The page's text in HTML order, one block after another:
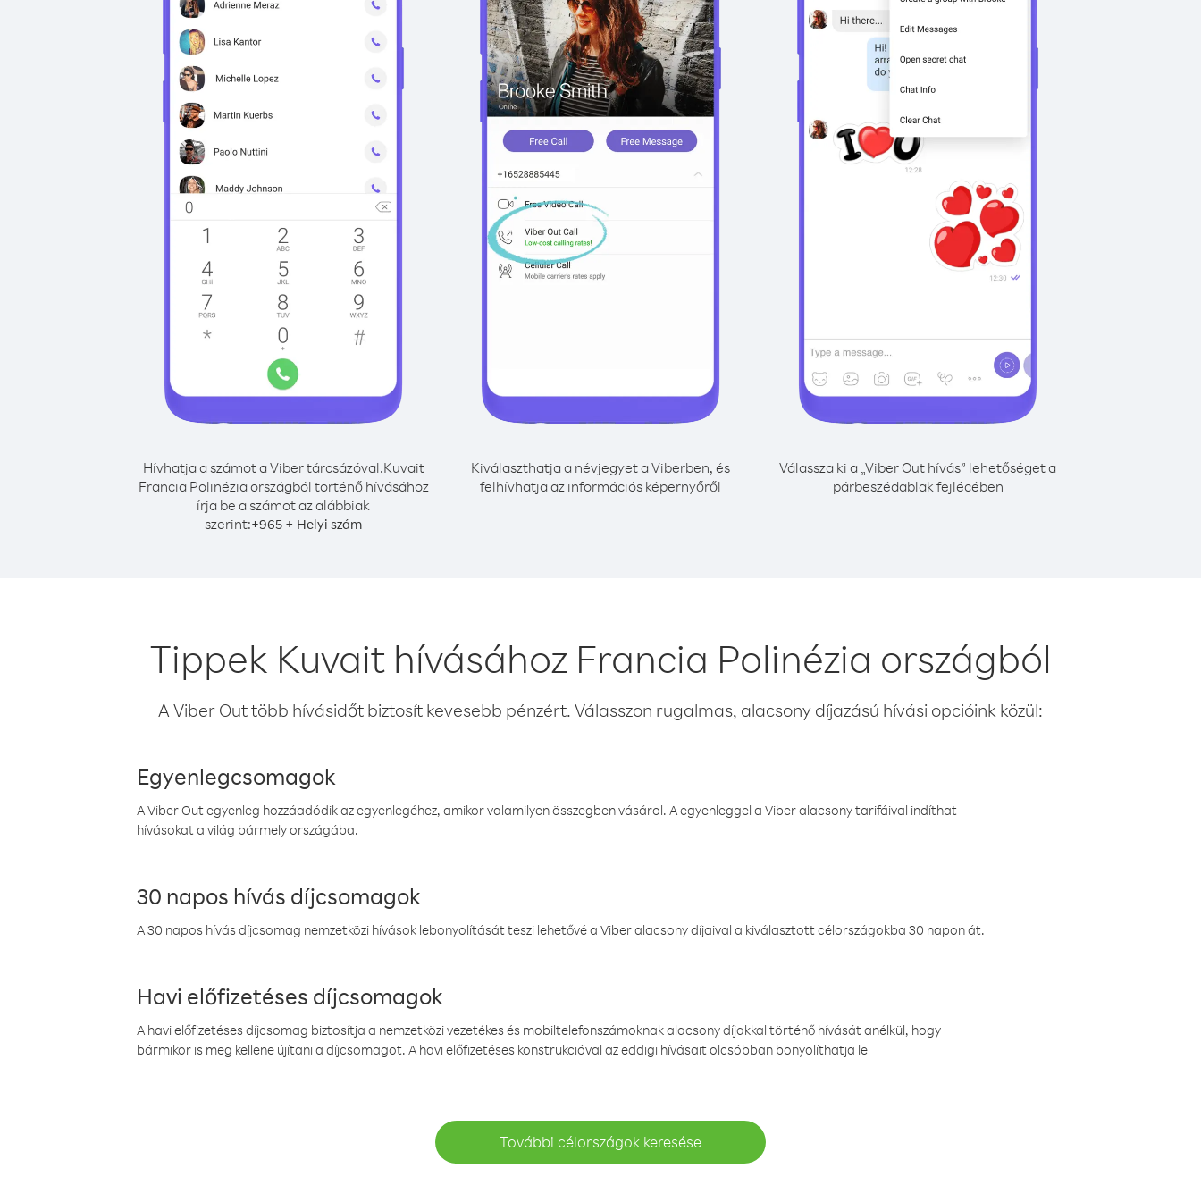
Hívhatja a számot a Viber tárcsázóval.Kuvait
Francia Polinézia országból történő hívásához
írja be a számot az alábbiak
szerint:+965 + Helyi szám
Kiválaszthatja a névjegyet a Viberben, és
felhívhatja az információs képernyőről
Válassza ki a „Viber Out hívás” lehetőséget a
párbeszédablak fejlécében
Tippek Kuvait hívásához Francia Polinézia országból
A Viber Out több hívásidőt biztosít kevesebb pénzért. Válasszon rugalmas, alacsony díjazású hívási opcióink közül:
Egyenlegcsomagok
A Viber Out egyenleg hozzáadódik az egyenlegéhez, amikor valamilyen összegben vásárol. A egyenleggel a Viber alacsony tarifáival indíthat
hívásokat a világ bármely országába.
30 napos hívás díjcsomagok
A 30 napos hívás díjcsomag nemzetközi hívások lebonyolítását teszi lehetővé a Viber alacsony díjaival a kiválasztott célországokba 30 napon át.
Havi előfizetéses díjcsomagok
A havi előfizetéses díjcsomag biztosítja a nemzetközi vezetékes és mobiltelefonszámoknak alacsony díjakkal történő hívását anélkül, hogy
bármikor is meg kellene újítani a díjcsomagot. A havi előfizetéses konstrukcióval az eddigi hívásait olcsóbban bonyolíthatja le
További célországok keresése